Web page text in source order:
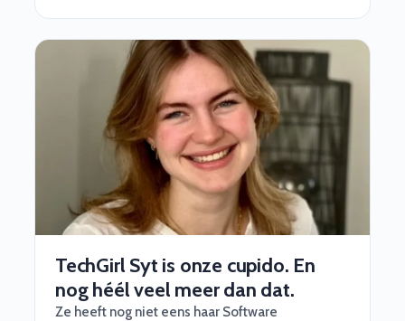
gaan we het nu niet over hebben. Vandaag geeft
Sher een kort lesje in veerkracht en de kracht van
het ‘gewoon oplossen’. Go!
TechGirl Syt is onze cupido. En
nog héél veel meer dan dat.
Ze heeft nog niet eens haar Software